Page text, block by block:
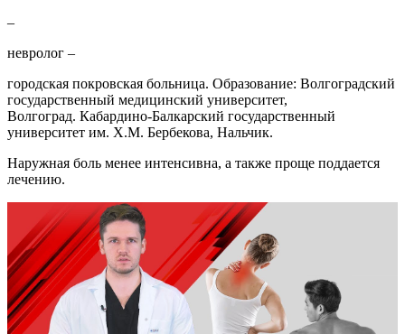
–
невролог –
городская покровская больница. Образование: Волгоградский
государственный медицинский университет,
Волгоград. Кабардино-Балкарский государственный
университет им. Х.М. Бербекова, Нальчик.
Наружная боль менее интенсивна, а также проще поддается
лечению.